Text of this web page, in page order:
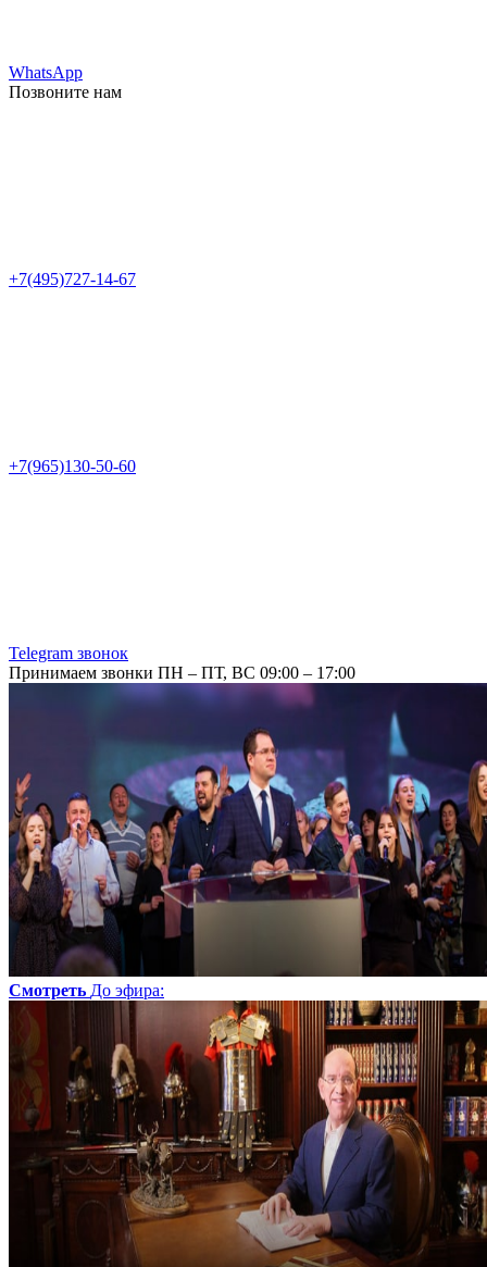
WhatsApp
Позвоните нам
+7(495)727-14-67
+7(965)130-50-60
Telegram звонок
Принимаем звонки ПН – ПТ, ВС 09:00 – 17:00
Смотреть До эфира: